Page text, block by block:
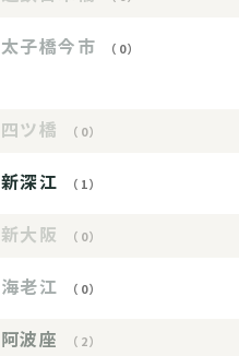
太子橋今市 （0）
四ツ橋 （0）
新深江 （1）
新大阪 （0）
海老江 （0）
阿波座 （2）